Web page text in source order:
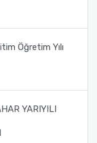
Öğretim Yılı
YARIYILI